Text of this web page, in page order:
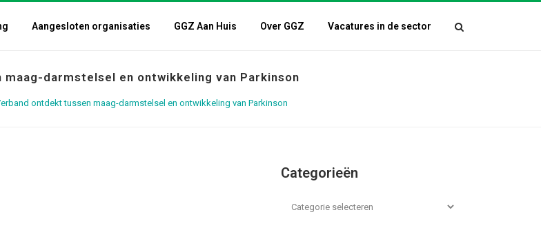
Aangesloten organisaties GGZ Aan Huis Over GGZ Vacatures in de sector
darmstelsel en ontwikkeling van Parkinson
ontdekt tussen maag-darmstelsel en ontwikkeling van Parkinson
Categorieën